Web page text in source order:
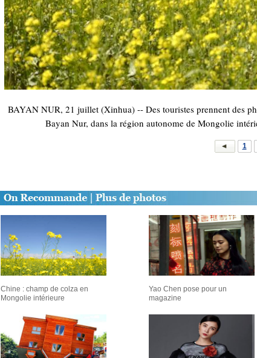
BAYAN NUR, 21 juillet (Xinhua) -- Des touristes prennent des
Bayan Nur, dans la région autonome de Mongolie
1
Chine : champ de colza en
Mongolie intérieure
Yao Chen pose pour un
magazine